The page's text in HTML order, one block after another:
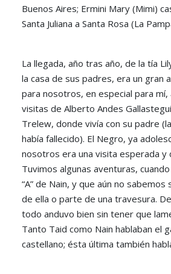
Buenos Aires; Ermini Mary (Mimi)
Santa Juliana a Santa Rosa (La
La llegada, año tras año, de la tía
la casa de sus padres, era un gran
para nosotros, en especial para mí,
visitas de Alberto Andes
Trelew, donde vivía con su padre
había fallecido). El Negro, ya
nosotros era una visita esperada y
Tuvimos algunas aventuras,
“A” de Nain, y que aún no
de ella o parte de una travesura.
todo anduvo bien sin tener que
Tanto Taid como Nain hablaban el
castellano; ésta última también